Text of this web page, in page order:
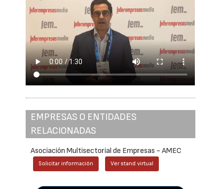
EMPRESAS O ENTIDADES
RELACIONADAS
Asociación Multisectorial de Empresas - AMEC
Solicitar información Ver stand virtual